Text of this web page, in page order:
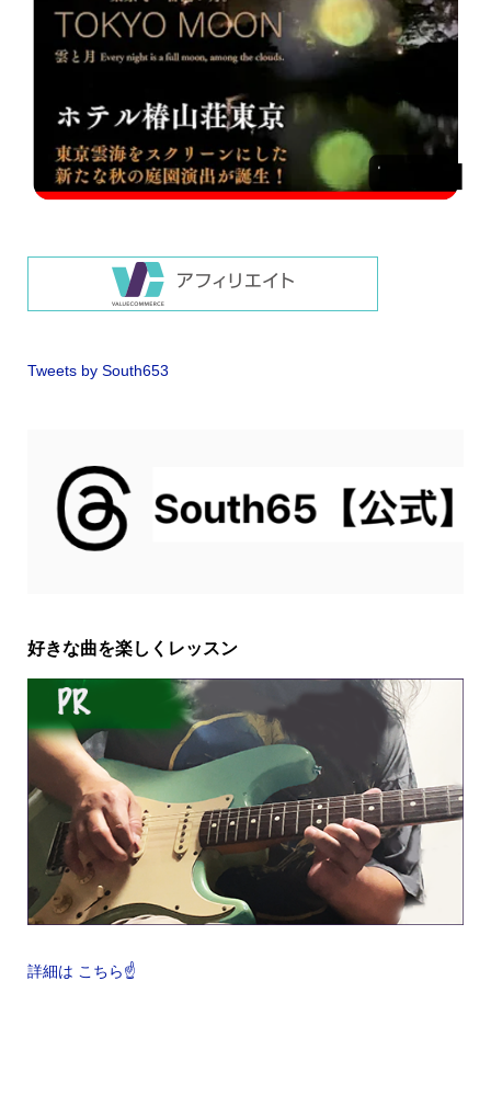
Tweets by South653
好きな曲を楽しくレッスン
詳細は こちら☝️